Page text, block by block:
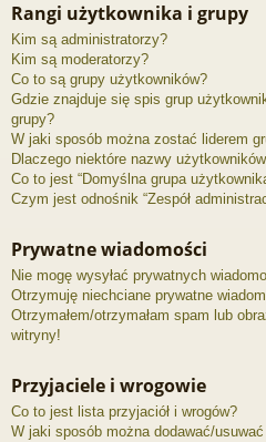
Rangi użytkownika i grupy
Kim są administratorzy?
Kim są moderatorzy?
Co to są grupy użytkowników?
Gdzie znajduje się spis grup
grupy?
W jaki sposób można zostać liderem
Dlaczego niektóre nazwy
Co to jest “Domyślna grupa
Czym jest odnośnik “Zespół
Prywatne wiadomości
Nie mogę wysyłać prywatnych
Otrzymuję niechciane prywatne
Otrzymałem/otrzymałam spam lub
witryny!
Przyjaciele i wrogowie
Co to jest lista przyjaciół i wrogów?
W jaki sposób można dodawać/